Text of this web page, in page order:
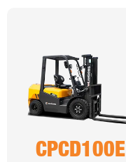
CPCD100E